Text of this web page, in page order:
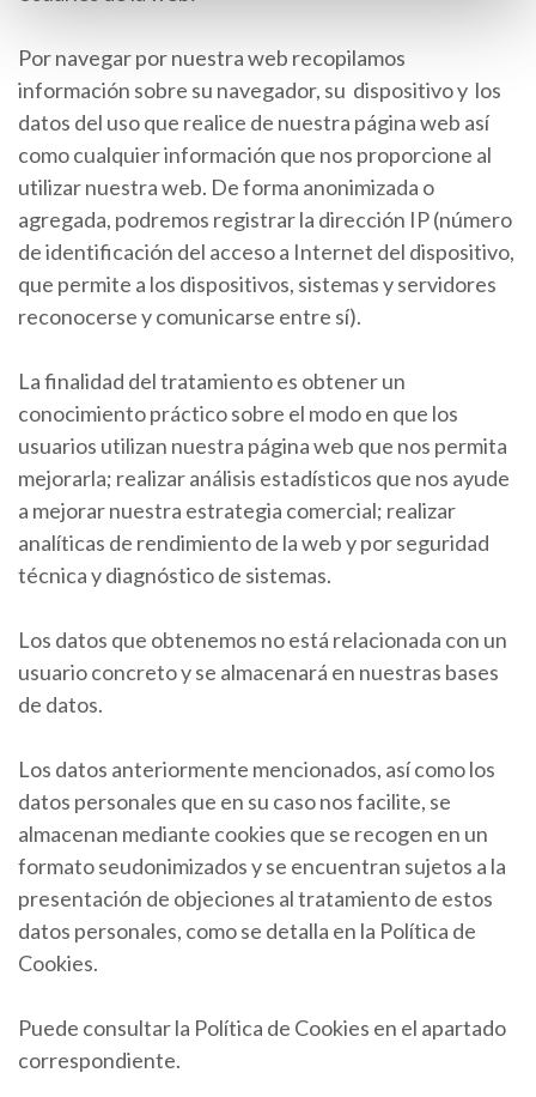
Por navegar por nuestra web recopilamos
información sobre su navegador, su dispositivo y los
datos del uso que realice de nuestra página web así
como cualquier información que nos proporcione al
utilizar nuestra web. De forma anonimizada o
agregada, podremos registrar la dirección IP (número
de identificación del acceso a Internet del dispositivo,
que permite a los dispositivos, sistemas y servidores
reconocerse y comunicarse entre sí).
La finalidad del tratamiento es obtener un
conocimiento práctico sobre el modo en que los
usuarios utilizan nuestra página web que nos permita
mejorarla; realizar análisis estadísticos que nos ayude
a mejorar nuestra estrategia comercial; realizar
analíticas de rendimiento de la web y por seguridad
técnica y diagnóstico de sistemas.
Los datos que obtenemos no está relacionada con un
usuario concreto y se almacenará en nuestras bases
de datos.
Los datos anteriormente mencionados, así como los
datos personales que en su caso nos facilite, se
almacenan mediante cookies que se recogen en un
formato seudonimizados y se encuentran sujetos a la
presentación de objeciones al tratamiento de estos
datos personales, como se detalla en la Política de
Cookies.
Puede consultar la Política de Cookies en el apartado
correspondiente.